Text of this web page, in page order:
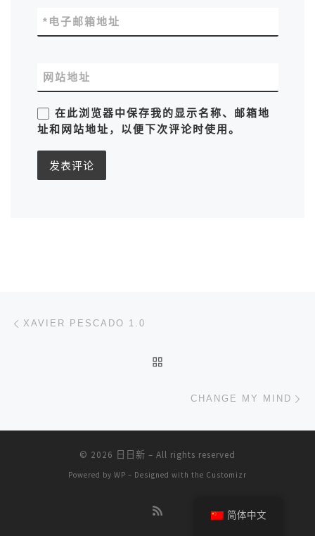
电子邮箱地址
*
网站地址
在此浏览器中保存我的显示名称、邮箱地
址和网站地址，以便下次评论时使用。
文章导航
XAVIER PESCADO 1.0
CHANGE MY MIND
© 2026 日日新 – All rights reserved
Powered by WP – Designed with the Customizr
简体中文